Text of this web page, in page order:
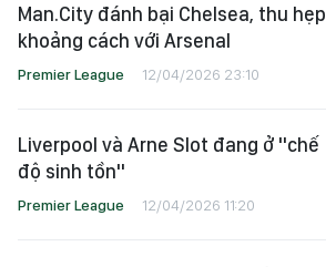
Man.City đánh bại Chelsea, thu hẹp
khoảng cách với Arsenal
Premier League 12/04/2026 23:10
Liverpool và Arne Slot đang ở "chế
độ sinh tồn"
Premier League 12/04/2026 11:20